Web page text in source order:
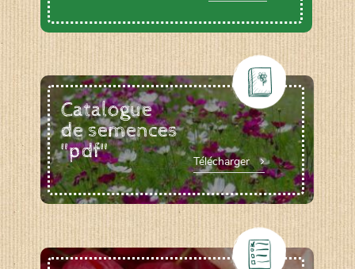
Catalogue
de semences
"pdf"
Télécharger